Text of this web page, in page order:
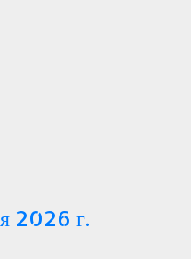
2026 г.